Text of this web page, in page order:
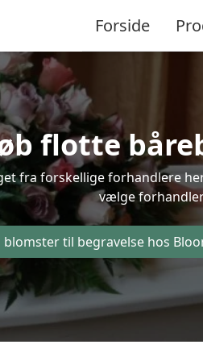
Forside
flotte
fra forskellige forhandlere
vælge
blomster til begravelse hos